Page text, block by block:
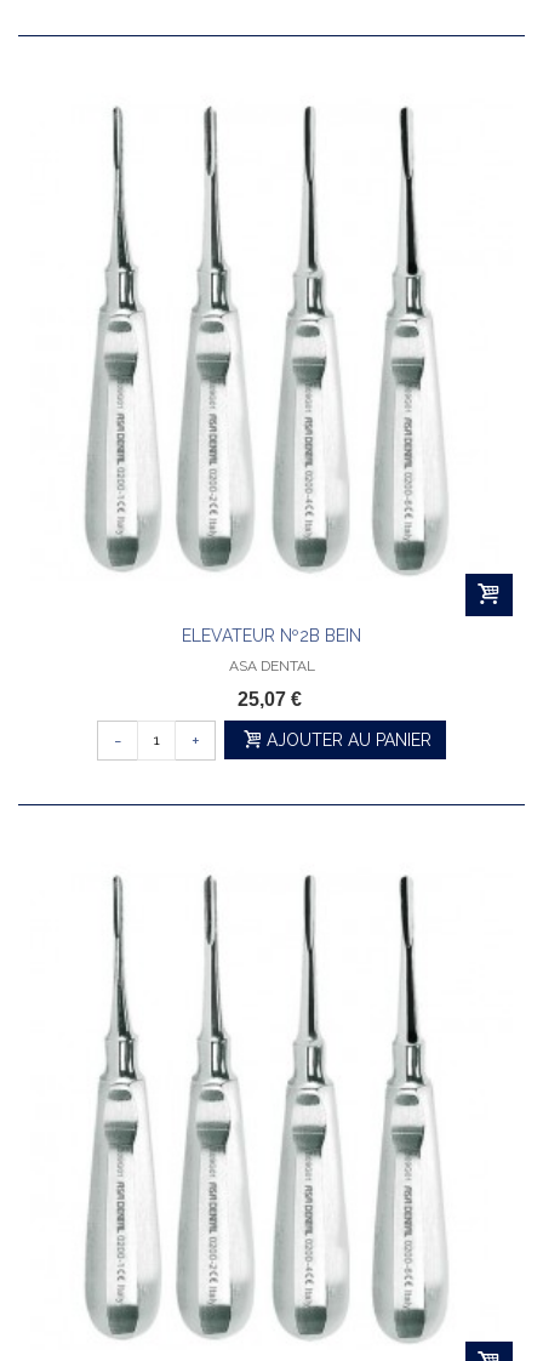
ELEVATEUR Nº2B BEIN
ASA DENTAL
25,07 €
- + AJOUTER AU PANIER